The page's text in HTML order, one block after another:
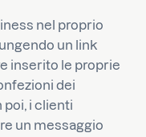
nel proprio
un link
inserito le proprie
dei
i clienti
un messaggio